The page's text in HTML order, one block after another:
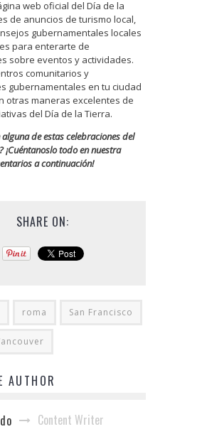
web oficial del Día de la
de anuncios de turismo local,
gubernamentales locales
para enterarte de
sobre eventos y actividades.
comunitarios y
gubernamentales en tu ciudad
otras maneras excelentes de
del Día de la Tierra.
de estas celebraciones del
¡Cuéntanoslo todo en nuestra
a continuación!
SHARE ON:
roma San Francisco
AUTHOR
Content Writer